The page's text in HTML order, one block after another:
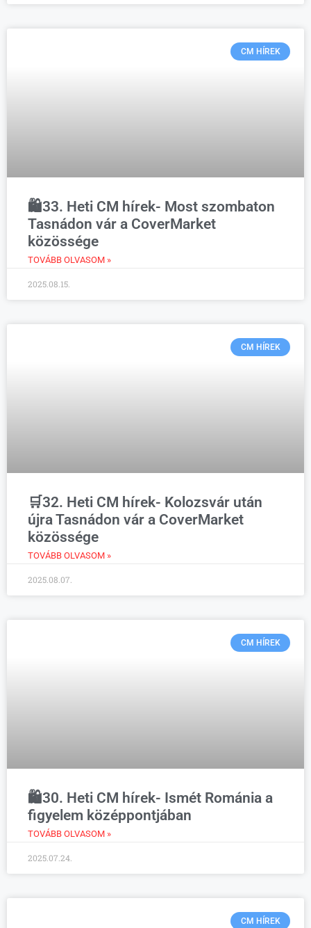
CM HÍREK
🛍️33. Heti CM hírek- Most szombaton
Tasnádon vár a CoverMarket
közössége
TOVÁBB OLVASOM »
2025.08.15.
CM HÍREK
🛒32. Heti CM hírek- Kolozsvár után
újra Tasnádon vár a CoverMarket
közössége
TOVÁBB OLVASOM »
2025.08.07.
CM HÍREK
🛍️30. Heti CM hírek- Ismét Románia a
figyelem középpontjában
TOVÁBB OLVASOM »
2025.07.24.
CM HÍREK